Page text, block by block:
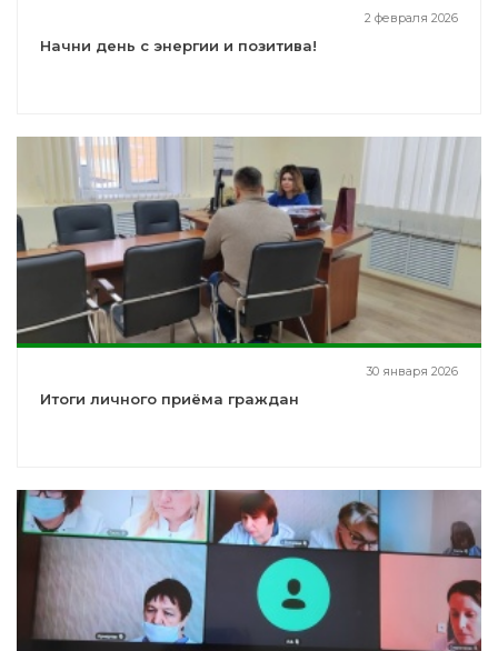
2 февраля 2026
Начни день с энергии и позитива!
30 января 2026
Итоги личного приёма граждан